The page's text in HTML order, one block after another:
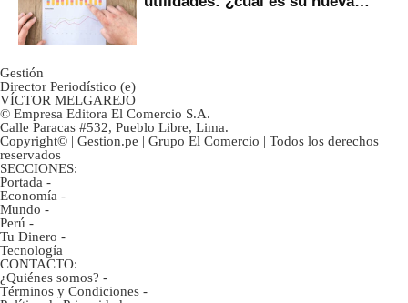
Gestión
Director Periodístico (e)
VÍCTOR MELGAREJO
© Empresa Editora El Comercio S.A.
Calle Paracas #532, Pueblo Libre, Lima.
Copyright© | Gestion.pe | Grupo El Comercio | Todos los derechos
reservados
SECCIONES:
Portada -
Economía -
Mundo -
Perú -
Tu Dinero -
Tecnología
CONTACTO:
¿Quiénes somos? -
Términos y Condiciones -